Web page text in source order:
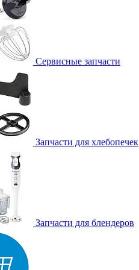
Сервисные запчасти
Запчасти для хлебопечек
Запчасти для блендеров